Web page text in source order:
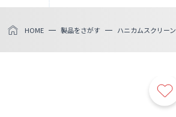
お知らせ
HOME 製品をさがす ハニカムスクリーン